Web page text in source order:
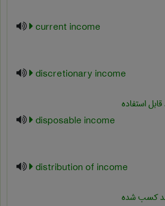
current income
discretionary income
استفاده
disposable income
distribution of income
کسب شده